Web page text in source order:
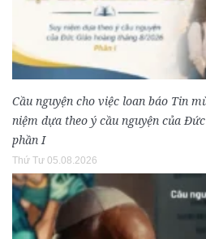
Cầu nguyện cho việc loan báo Tin
niệm dựa theo ý cầu nguyện của
phần I
Thứ Tư 05.08.2026